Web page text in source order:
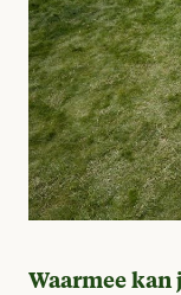
Waarmee kan